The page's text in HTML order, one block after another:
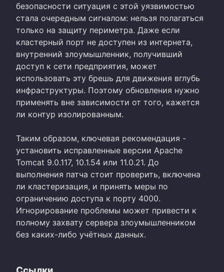
безопасности ситуация с этой уязвимостью
стала очередным сигналом: нельзя полагаться
только на защиту периметра. Даже если
кластерный порт не доступен из интернета,
внутренний злоумышленник, получивший
доступ к сети предприятия, может
использовать эту брешь для движения вглубь
инфраструктуры. Поэтому обновления нужно
применять вне зависимости от того, кажется
ли контур изолированным.
Таким образом, ключевая рекомендация -
установить исправленные версии Apache
Tomcat 9.0.117, 10.1.54 или 11.0.21. До
выполнения патча стоит проверить, включена
ли кластеризация, и принять меры по
ограничению доступа к порту 4000.
Игнорирование проблемы может привести к
полному захвату сервера злоумышленником
без каких-либо учётных данных.